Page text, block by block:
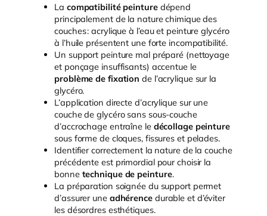
La compatibilité peinturedépend
principalement de la nature chimique des
couches : acrylique à l’eau et peinture glycéro
à l’huile présentent une forte incompatibilité.
Un support peinture mal préparé (nettoyage
et ponçage insuffisants) accentue le
problème de fixation de l’acrylique sur la
glycéro.
L’application directe d’acrylique sur une
couche de glycéro sans sous-couche
d’accrochage entraîne le décollage peinture
sous forme de cloques, fissures et pelades.
Identifier correctement la nature de la couche
précédente est primordial pour choisir la
bonne technique de peinture.
La préparation soignée du support permet
d’assurer une adhérencedurable et d’éviter
les désordres esthétiques.